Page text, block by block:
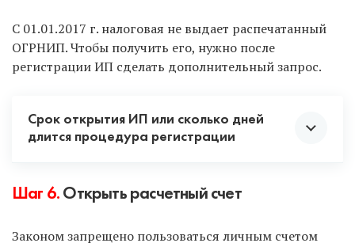
С 01.01.2017 г. налоговая не выдает распечатанный
ОГРНИП. Чтобы получить его, нужно после
регистрации ИП сделать дополнительный запрос.
Срок открытия ИП или сколько дней
длится процедура регистрации
Как только документы поданы, отсчитываем 3
Шаг 6. Открыть расчетный счет
Законом запрещено пользоваться личным счетом